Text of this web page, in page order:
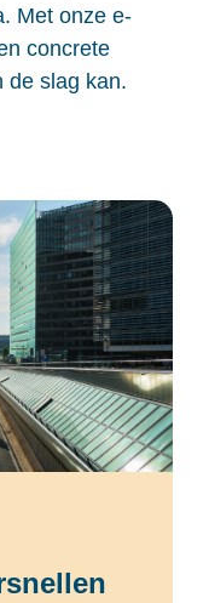
. Met onze e-
concrete
de slag kan.